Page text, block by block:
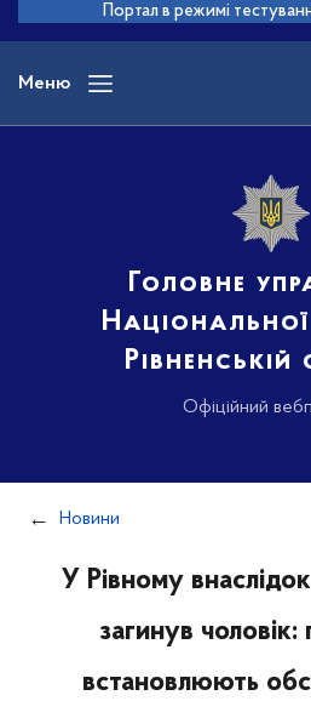
основного
вмісту
Портал в режимі
Меню
Головне
Національної
Рівненській
Офіційний
Новини
У Рівному
загинув чоловік:
встановлюють